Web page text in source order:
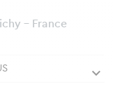
- France